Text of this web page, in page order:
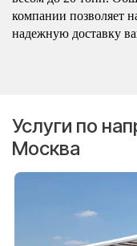
компании позволяет
надежную доставку
Услуги по
Москва